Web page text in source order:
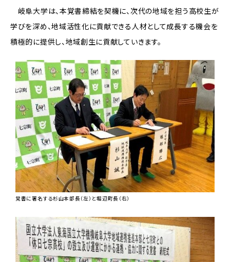
岐阜大学は、本覚書締結を契機に、次代の地域を担う高校生が
学びを深め、地域活性化に貢献できる人材として成長する機会を
積極的に提供し、地域創生に貢献していきます。
覚書に署名する杉山本部長（左）と堀辺町長（右）